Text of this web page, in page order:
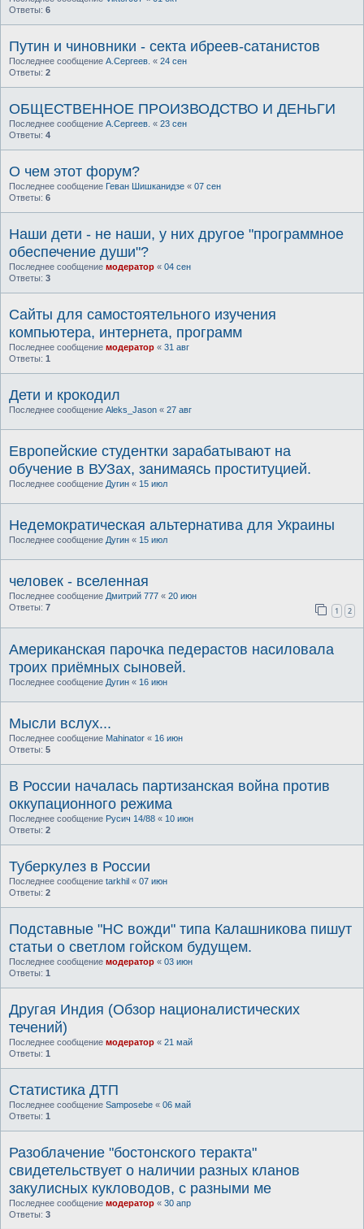
Ответы: 6
Путин и чиновники - секта ибреев-сатанистов
Последнее сообщение А.Сергеев. « 24 сен
Ответы: 2
ОБЩЕСТВЕННОЕ ПРОИЗВОДСТВО И ДЕНЬГИ
Последнее сообщение А.Сергеев. « 23 сен
Ответы: 4
О чем этот форум?
Последнее сообщение Геван Шишканидзе « 07 сен
Ответы: 6
Наши дети - не наши, у них другое "программное
обеспечение души"?
Последнее сообщение модератор « 04 сен
Ответы: 3
Сайты для самостоятельного изучения
компьютера, интернета, программ
Последнее сообщение модератор « 31 авг
Ответы: 1
Дети и крокодил
Последнее сообщение Aleks_Jason « 27 авг
Европейские студентки зарабатывают на
обучение в ВУЗах, занимаясь проституцией.
Последнее сообщение Дугин « 15 июл
Недемократическая альтернатива для Украины
Последнее сообщение Дугин « 15 июл
человек - вселенная
Последнее сообщение Дмитрий 777 « 20 июн
Ответы: 7 1 2
Американская парочка педерастов насиловала
троих приёмных сыновей.
Последнее сообщение Дугин « 16 июн
Мысли вслух...
Последнее сообщение Mahinator « 16 июн
Ответы: 5
В России началась партизанская война против
оккупационного режима
Последнее сообщение Русич 14/88 « 10 июн
Ответы: 2
Туберкулез в России
Последнее сообщение tarkhil « 07 июн
Ответы: 2
Подставные "НС вожди" типа Калашникова пишут
статьи о светлом гойском будущем.
Последнее сообщение модератор « 03 июн
Ответы: 1
Другая Индия (Обзор националистических
течений)
Последнее сообщение модератор « 21 май
Ответы: 1
Статистика ДТП
Последнее сообщение Samposebe « 06 май
Ответы: 1
Разоблачение "бостонского теракта"
свидетельствует о наличии разных кланов
закулисных кукловодов, с разными ме
Последнее сообщение модератор « 30 апр
Ответы: 3